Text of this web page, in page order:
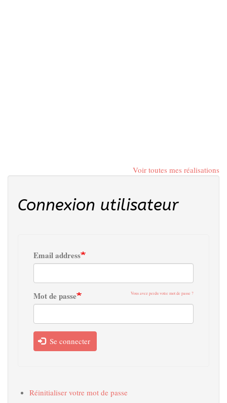
Voir toutes mes réalisations
Connexion utilisateur
Email address
Mot de passe Vous avez perdu votre mot de passe ?
Se connecter
Réinitialiser votre mot de passe